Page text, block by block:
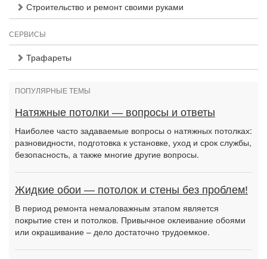
Строительство и ремонт своими руками
СЕРВИСЫ
Трафареты
ПОПУЛЯРНЫЕ ТЕМЫ
Натяжные потолки — вопросы и ответы
Наиболее часто задаваемые вопросы о натяжных потолках:
разновидности, подготовка к установке, уход и срок службы,
безопасность, а также многие другие вопросы.
Жидкие обои — потолок и стены без проблем!
В период ремонта немаловажным этапом является
покрытие стен и потолков. Привычное оклеивание обоями
или окрашивание – дело достаточно трудоемкое.